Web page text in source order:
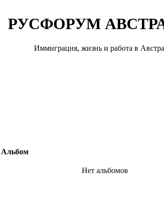
РУСФОРУМ
Иммиграция, жизнь и работа в
Альбом
Нет альбомов